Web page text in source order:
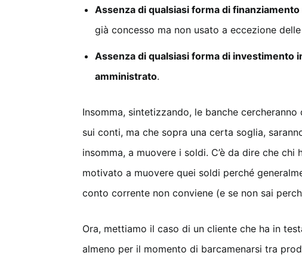
Assenza di qualsiasi forma di finanziamento
già concesso ma non usato a eccezione
Assenza di qualsiasi forma di investimento
amministrato.
Insomma, sintetizzando, le banche
sui conti, ma che sopra una certa soglia,
insomma, a muovere i soldi. C’è da dire che
motivato a muovere quei soldi perché
conto corrente non conviene (e se non sai
Ora, mettiamo il caso di un cliente che ha in
almeno per il momento di barcamenarsi tra